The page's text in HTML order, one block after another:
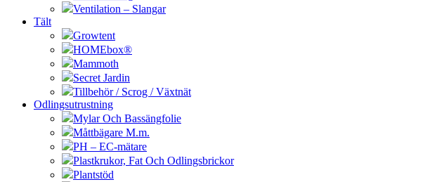
Ventilation – Slangar
Tält
Growtent
HOMEbox®
Mammoth
Secret Jardin
Tillbehör / Scrog / Växtnät
Odlingsutrustning
Mylar Och Bassängfolie
Måttbägare M.m.
PH – EC-mätare
Plastkrukor, Fat Och Odlingsbrickor
Plantstöd